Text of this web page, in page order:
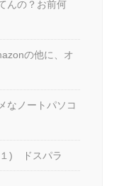
んの？お前何
の他に、オ
なノートパソコ
１) ドスパラ